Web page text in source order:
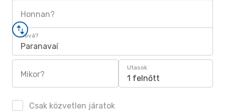
Honnan?
Hová?
Paranavaí
Mikor?
Utasok
1 felnőtt
Csak közvetlen járatok